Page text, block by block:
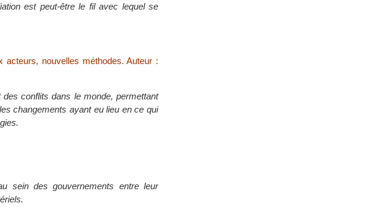
est peut-être le fil avec lequel se
acteurs, nouvelles méthodes. Auteur :
des conflits dans le monde, permettant
changements ayant eu lieu en ce qui
sein des gouvernements entre leur